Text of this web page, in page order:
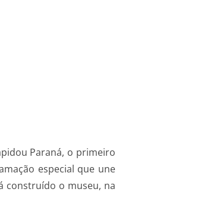
Paraná, o primeiro
especial que une
construído o museu, na